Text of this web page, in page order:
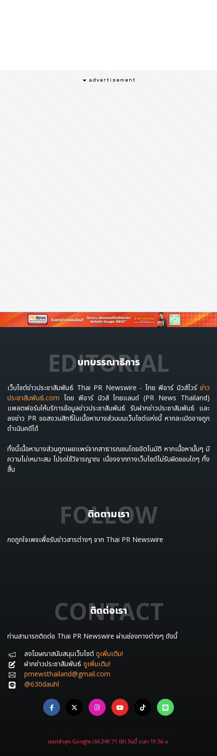
บทบรรณาธิการ
EDITORIAL
เว็บไซต์ข่าวประชาสัมพันธ์ Thai PR Newswire - ไทย พีอาร์ นิวส์ไวร์ ข่าว
ประชาสัมพันธ์.com โดย พีอาร์ นิวส์ ไทยแลนด์ (PR News Thailand)
แพลตฟอร์มให้บริการข้อมูลข่าวประชาสัมพันธ์ รับฝากข่าวประชาสัมพันธ์ และ
ลงข่าว PR ขอสงวนสิทธิ์ในเนื้อหาบางส่วนบนเว็บไซต์แห่งนี้ หากละเมิดอาจถูก
ดำเนินคดีได้
ทั้งนี้เนื้อหาบางส่วนถูกเผยแพร่จากสาธารณชนโดยอัตโนมัติ หากเนื้อหานั้นๆ มี
ความไม่เหมาะสม โปรดใช้วิจารญาณ เนื่องจากทางเว็บไซต์ไม่รับผิดชอบใดๆ ทั้ง
สิ้น
ติดตามเรา
FOLLOW
กดถูกใจเพจเพื่อรับข่าวสารต่างๆ จาก Thai PR Newswire
ติดต่อเรา
CONTACT
ท่านสามารถติดต่อ Thai PR Newswire ผ่านช่องทางต่างๆ ดังนี้
ลงโฆษณาสนับสนุนเว็บไซต์ ดูเพิ่มเติม!
ฝากข่าวประชาสัมพันธ์ ดูเพิ่มเติม!
prnewsthailand@gmail.com
@630dauhl
บอทล่าสุด Google (66.249.71.69) วันนี้ เวลา 19.56 น.